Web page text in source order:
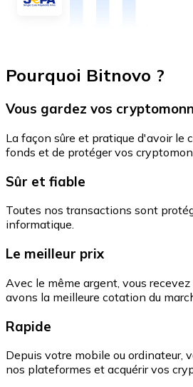
Pourquoi Bitnovo ?
Vous gardez vos
La façon sûre et pratique d'avoir le
fonds et de protéger vos
Sûr et fiable
Toutes nos transactions sont
informatique.
Le meilleur prix
Avec le même argent, vous recevez
avons la meilleure cotation du
Rapide
Depuis votre mobile ou ordinateur,
nos plateformes et acquérir vos